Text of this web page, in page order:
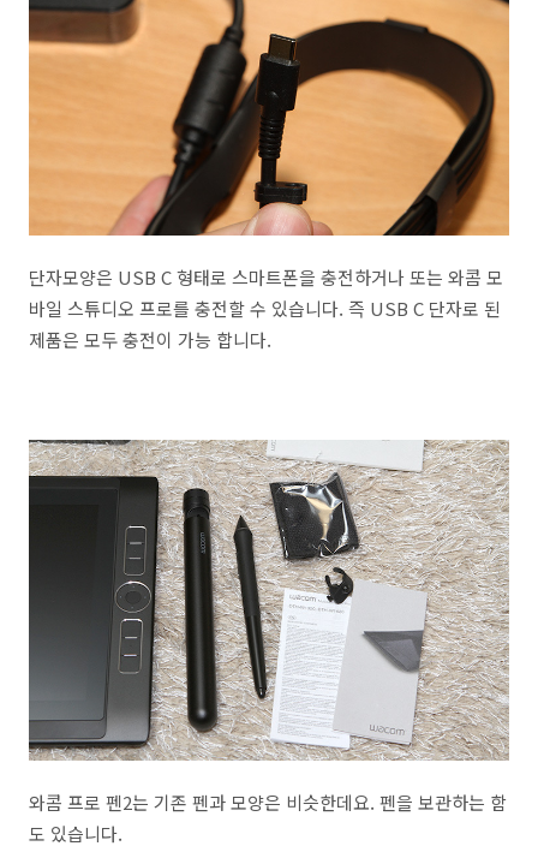
단자모양은 USB C 형태로 스마트폰을 충전하거나 또는 와콤 모
바일 스튜디오 프로를 충전할 수 있습니다. 즉 USB C 단자로 된
제품은 모두 충전이 가능 합니다.
와콤 프로 펜2는 기존 펜과 모양은 비슷한데요. 펜을 보관하는 함
도 있습니다.